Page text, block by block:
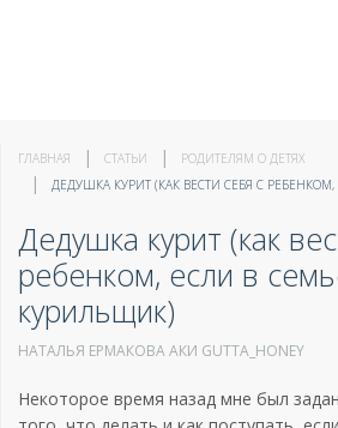
ГЛАВНАЯ СТАТЬИ
РОДИТЕЛЯМ О ДЕТЯХ
ДЕДУШКА КУРИТ (КАК ВЕСТИ СЕБЯ С
Дедушка курит (как
ребенком, если в
курильщик)
НАТАЛЬЯ ЕРМАКОВА АКИ GUTTA_HONEY
Некоторое время назад мне был